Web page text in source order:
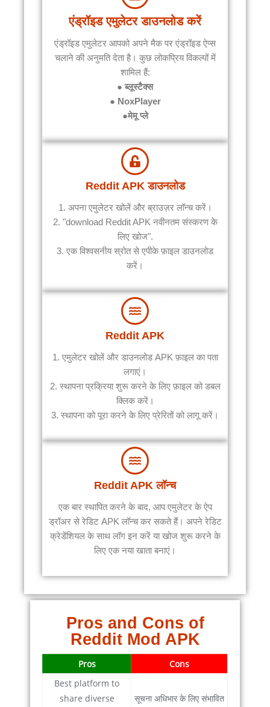
एंड्रॉइड एमुलेटर डाउनलोड करें
एंड्रॉइड एमुलेटर आपको अपने मैक पर एंड्रॉइड ऐप्स
चलाने की अनुमति देता है। कुछ लोकप्रिय विकल्पों में
शामिल हैं:
● ब्लूस्टैक्स
● NoxPlayer
●मेमू प्ले
Reddit APK डाउनलोड
1. अपना एमुलेटर खोलें और ब्राउज़र लॉन्च करें।
2. "download Reddit APK नवीनतम संस्करण के
लिए खोज".
3. एक विश्वसनीय स्रोत से एपीके फ़ाइल डाउनलोड
करें।
Reddit APK
1. एमुलेटर खोलें और डाउनलोड APK फ़ाइल का पता
लगाएं।
2. स्थापना प्रक्रिया शुरू करने के लिए फ़ाइल को डबल
क्लिक करें।
3. स्थापना को पूरा करने के लिए प्रेरितों को लागू करें।
Reddit APK लॉन्च
एक बार स्थापित करने के बाद, आप एमुलेटर के ऐप
ड्रॉअर से रेडिट APK लॉन्च कर सकते हैं। अपने रेडिट
क्रेडेंशियल के साथ लॉग इन करें या खोज शुरू करने के
लिए एक नया खाता बनाएं।
Pros and Cons of
Reddit Mod APK
Pros
Cons
Best platform to
share diverse
सूचना अधिभार के लिए संभावित